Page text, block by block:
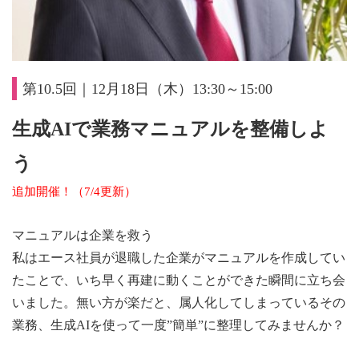
第10.5回｜12月18日（木）13:30～15:00
生成AIで業務マニュアルを整備しよ
う
追加開催！（7/4更新）
マニュアルは企業を救う
私はエース社員が退職した企業がマニュアルを作成してい
たことで、いち早く再建に動くことができた瞬間に立ち会
いました。無い方が楽だと、属人化してしまっているその
業務、生成AIを使って一度”簡単”に整理してみませんか？